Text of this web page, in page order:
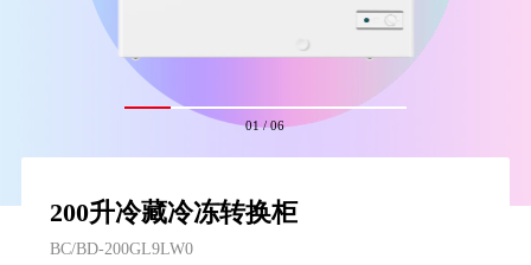
01/06
200升冷藏冷冻转换柜
BC/BD-200GL9LW0